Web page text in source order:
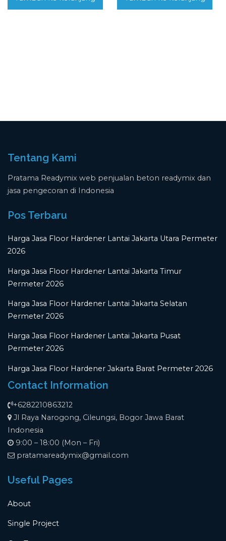
Tentang Kami
Pratama Readymix web penjualan beton readymix dan
jasa pengecoran di Indonesia
Pos Terbaru
Harga Jasa Floor Hardener Lantai Jakarta Utara Permeter
2026
Harga Jasa Floor Hardener Lantai Jakarta Timur
Permeter 2026
Harga Jasa Floor Hardener Lantai Jakarta Selatan
Permeter 2026
Harga Jasa Floor Hardener Lantai Jakarta Pusat
Permeter 2026
Harga Jasa Floor Hardener Jakarta Barat Permeter 2026
Contact Information
+6282210863212
Jl Raya Narogong, Cileungsi, Bogor Jawa Barat
Indonesia
9:00 – 18:00 (Mon – Fri)
pratamareadymix@gmail.com
Useful Pages
About
Single Project